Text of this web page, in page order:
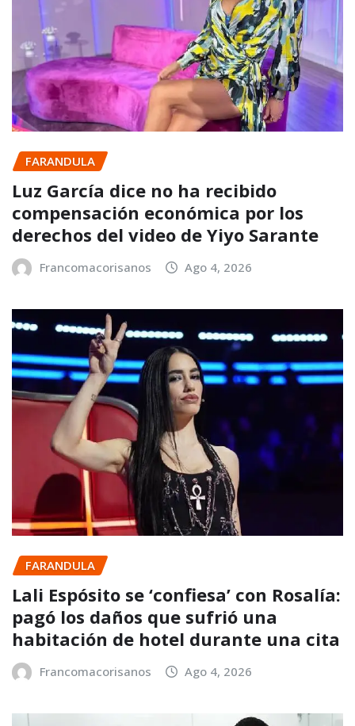
FARANDULA
Luz García dice no ha recibido
compensación económica por los
derechos del video de Yiyo Sarante
Francomacorisanos Ago 4, 2026
FARANDULA
Lali Espósito se ‘confiesa’ con Rosalía:
pagó los daños que sufrió una
habitación de hotel durante una cita
Francomacorisanos Ago 4, 2026